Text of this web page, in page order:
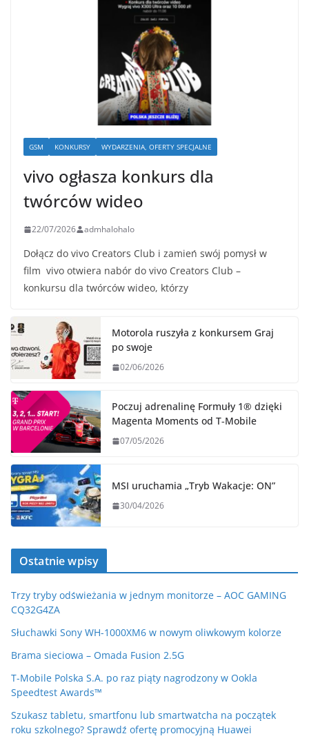
GSM KONKURSY WYDARZENIA, OFERTY SPECJALNE
vivo ogłasza konkurs dla
twórców wideo
22/07/2026 admhalohalo
Dołącz do vivo Creators Club i zamień swój pomysł w
film vivo otwiera nabór do vivo Creators Club –
konkursu dla twórców wideo, którzy
Motorola ruszyła z konkursem Graj
po swoje
02/06/2026
Poczuj adrenalinę Formuły 1® dzięki
Magenta Moments od T‑Mobile
07/05/2026
MSI uruchamia „Tryb Wakacje: ON”
30/04/2026
Ostatnie wpisy
Trzy tryby odświeżania w jednym monitorze – AOC GAMING
CQ32G4ZA
Słuchawki Sony WH-1000XM6 w nowym oliwkowym kolorze
Brama sieciowa – Omada Fusion 2.5G
T-Mobile Polska S.A. po raz piąty nagrodzony w Ookla
Speedtest Awards™
Szukasz tabletu, smartfonu lub smartwatcha na początek
roku szkolnego? Sprawdź ofertę promocyjną Huawei